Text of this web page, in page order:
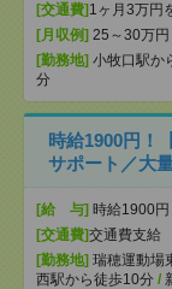
[交通費] 1ヶ月3万円
[月収例] 25～30万円
[勤務地] 小牧口駅か
分
時給1900円！
サポート／大
[給 与] 時給1900円
[交通費]交通費支給
[勤務地] 瑞穂運動場
西駅から徒歩10分 /